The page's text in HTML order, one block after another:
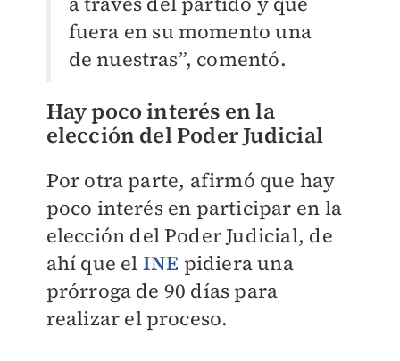
fuera en su momento una
de nuestras”, comentó.
Hay poco interés en la
elección del Poder Judicial
Por otra parte, afirmó que hay
poco interés en participar en la
elección del Poder Judicial, de
ahí que el INE pidiera una
prórroga de 90 días para
realizar el proceso.